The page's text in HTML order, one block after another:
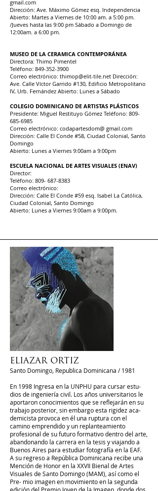
gmail.com
Dirección: Ave. Máximo Gómez esq. Independencia
Abierto: Martes a Viernes de 10:00 am. a 5:00 pm.
/Jueves hasta las 9:00 pm Sábado a Domingo de
12:00am. a 6:00 pm.
MUSEO DE LA CERAMICA CONTEMPORÁNEA
Directora: Thimo Pimentel
Teléfono: 849-352-3900
Correo electrónico: thimop@elit-tile.net Dirección:
Ave. Calle Víctor Garrido #130, Edificio Metropolitano
IV, Urb. Fernández Abierto: Lunes a Sábado
COLEGIO DOMINICANO DE ARTISTAS PLÁSTICOS
Presidente: Miguel Restituyo Gómez Teléfono: 809-
685-6985
Correo electrónico: codapartesdom@ gmail.com
Dirección: Calle El Conde #58, Ciudad Colonial, Santo
Domingo
Abierto: Lunes a Viernes 9:00am a 9:00pm
ESCUELA NACIONAL DE ARTES VISUALES (ENAV)
Director:
Teléfono: 809- 687-8383
Correo electrónico:
Dirección: Calle El Conde #59 esq. Isabel La Católica,
Ciudad Colonial, Santo Domingo
Abierto: Lunes a Viernes 9:00am a 9:00pm.
ELIAZAR ORTIZ
Santo Domingo, Republica Dominicana / 1981
En 1998 Ingresa en la UNPHU para cursar estu-
dios de ingeniería civil. Los años universitarios le
aportaron conocimientos que se reflejarán en su
trabajo posterior, sin embargo esta rigidez aca-
demicista provoca en él una ruptura con el
camino emprendido y un replanteamiento
profesional de su futuro formativo dentro del arte,
abandonando la carrera en la tesis y viajando a
Buenos Aires para estudiar fotografía en la EAF.
A su regreso a República Dominicana recibe una
Mención de Honor en la XXVII Bienal de Artes
Visuales de Santo Domingo (MAM), así como el
Pre- mio imagen en movimiento en la segunda